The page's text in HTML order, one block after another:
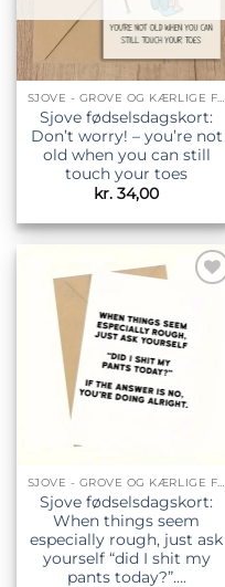
SJOVE - GROVE OG KÆRLIGE FØDSELSDAGSKORT
Sjove fødselsdagskort:
Don’t worry! – you’re not
old when you can still
touch your toes
kr. 34,00
SJOVE - GROVE OG KÆRLIGE FØDSELSDAGSKORT
Sjove fødselsdagskort:
When things seem
especially rough, just ask
yourself “did I shit my
pants today?”….